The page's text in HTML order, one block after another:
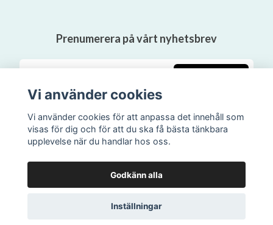
Prenumerera på vårt nyhetsbrev
© 2026 Svalans Bokhandel
Vi använder cookies
Vi använder cookies för att anpassa det innehåll som
visas för dig och för att du ska få bästa tänkbara
upplevelse när du handlar hos oss.
Godkänn alla
Inställningar